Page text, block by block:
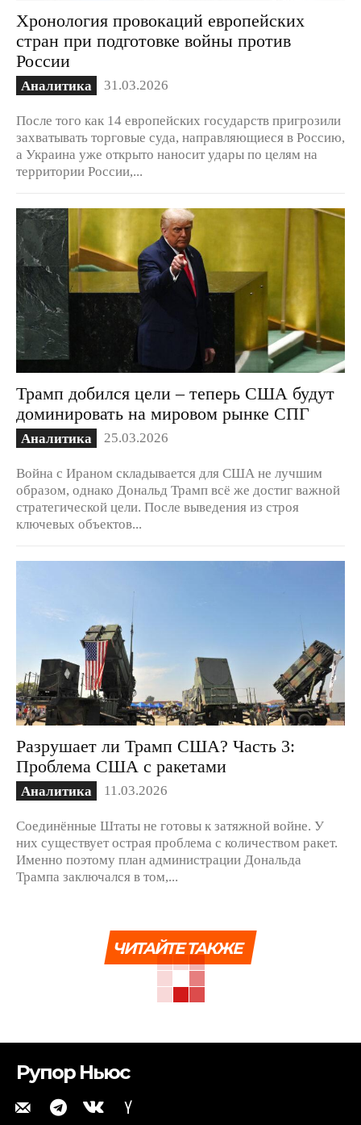
Хронология провокаций европейских
стран при подготовке войны против
России
Аналитика 31.03.2026
После того как 14 европейских государств пригрозили
захватывать торговые суда, направляющиеся в Россию,
а Украина уже открыто наносит удары по целям на
территории России,...
Трамп добился цели – теперь США будут
доминировать на мировом рынке СПГ
Аналитика 25.03.2026
Война с Ираном складывается для США не лучшим
образом, однако Дональд Трамп всё же достиг важной
стратегической цели. После выведения из строя
ключевых объектов...
Разрушает ли Трамп США? Часть 3:
Проблема США с ракетами
Аналитика 11.03.2026
Соединённые Штаты не готовы к затяжной войне. У
них существует острая проблема с количеством ракет.
Именно поэтому план администрации Дональда
Трампа заключался в том,...
ЧИТАЙТЕ ТАКЖЕ
Рупор Ньюс